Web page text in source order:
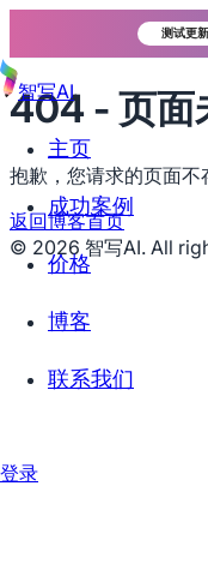
测试更新
智写AI
主页
成功案例
价格
博客
联系我们
登录
404 - 页面
抱歉，您请求的页面不
返回博客首页
© 2026 智写AI. All